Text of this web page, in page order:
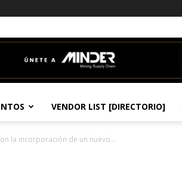
VENDOR LIST [DIRECTORIO]
la incorporación de un nuevo...